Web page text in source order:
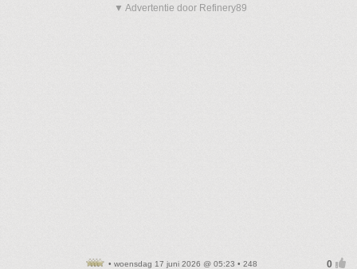
▼ Advertentie door Refinery89
• woensdag 17 juni 2026 @ 05:23 • 248